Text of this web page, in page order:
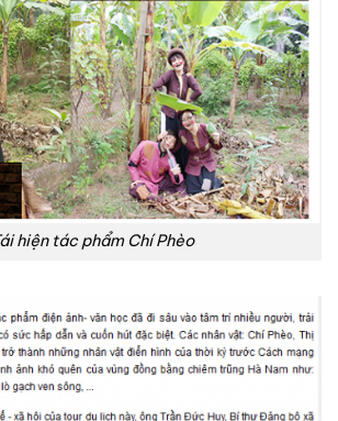
hiện tác phẩm Chí Phèo